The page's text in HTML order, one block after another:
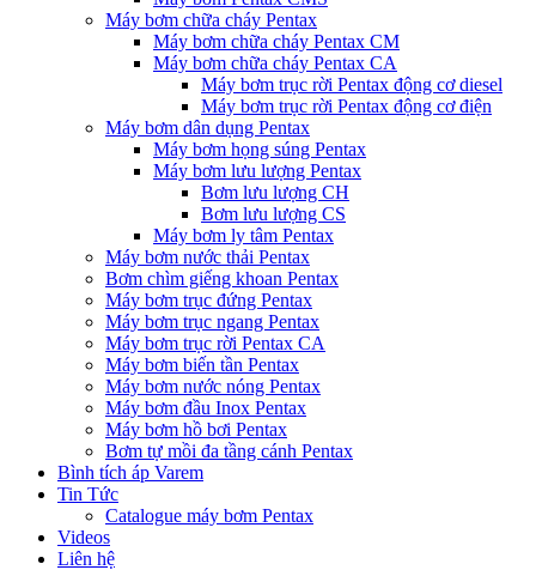
Máy bơm chữa cháy Pentax
Máy bơm chữa cháy Pentax CM
Máy bơm chữa cháy Pentax CA
Máy bơm trục rời Pentax động cơ diesel
Máy bơm trục rời Pentax động cơ điện
Máy bơm dân dụng Pentax
Máy bơm họng súng Pentax
Máy bơm lưu lượng Pentax
Bơm lưu lượng CH
Bơm lưu lượng CS
Máy bơm ly tâm Pentax
Máy bơm nước thải Pentax
Bơm chìm giếng khoan Pentax
Máy bơm trục đứng Pentax
Máy bơm trục ngang Pentax
Máy bơm trục rời Pentax CA
Máy bơm biến tần Pentax
Máy bơm nước nóng Pentax
Máy bơm đầu Inox Pentax
Máy bơm hồ bơi Pentax
Bơm tự mồi đa tầng cánh Pentax
Bình tích áp Varem
Tin Tức
Catalogue máy bơm Pentax
Videos
Liên hệ